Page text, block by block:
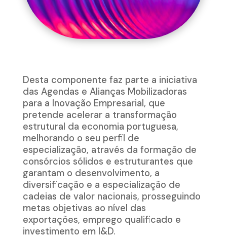
Desta componente faz parte a iniciativa
das Agendas e Alianças Mobilizadoras
para a Inovação Empresarial, que
pretende acelerar a transformação
estrutural da economia portuguesa,
melhorando o seu perfil de
especialização, através da formação de
consórcios sólidos e estruturantes que
garantam o desenvolvimento, a
diversificação e a especialização de
cadeias de valor nacionais, prosseguindo
metas objetivas ao nível das
exportações, emprego qualificado e
investimento em I&D.